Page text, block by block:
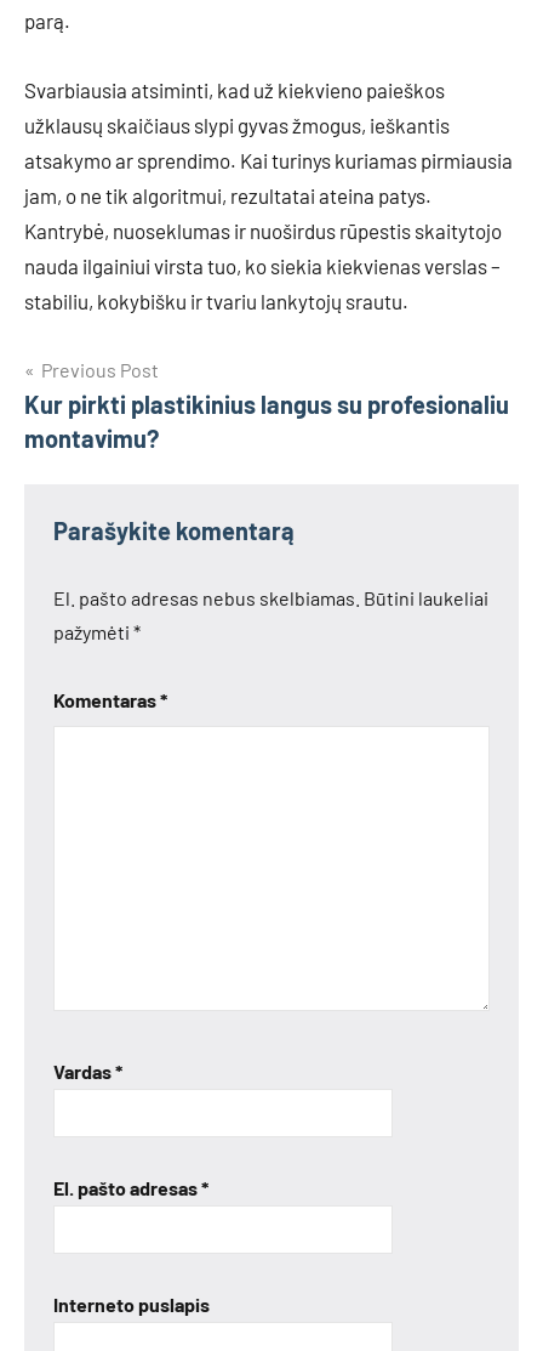
parą.
Svarbiausia atsiminti, kad už kiekvieno paieškos
užklausų skaičiaus slypi gyvas žmogus, ieškantis
atsakymo ar sprendimo. Kai turinys kuriamas pirmiausia
jam, o ne tik algoritmui, rezultatai ateina patys.
Kantrybė, nuoseklumas ir nuoširdus rūpestis skaitytojo
nauda ilgainiui virsta tuo, ko siekia kiekvienas verslas –
stabiliu, kokybišku ir tvariu lankytojų srautu.
Navigacija
tarp
Previous Post
Kur pirkti plastikinius langus su profesionaliu
montavimu?
Parašykite komentarą
El. pašto adresas nebus skelbiamas. Būtini laukeliai
pažymėti *
Komentaras*
Vardas*
El. pašto adresas*
Interneto puslapis